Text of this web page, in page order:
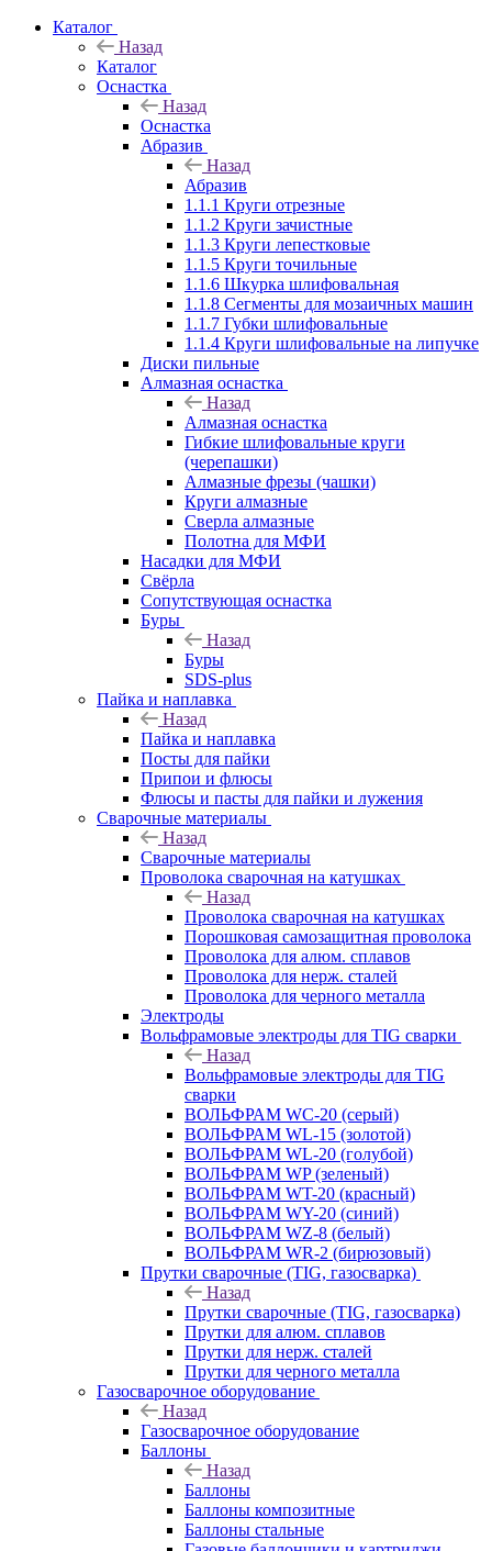
Каталог
Назад
Каталог
Оснастка
Назад
Оснастка
Абразив
Назад
Абразив
1.1.1 Круги отрезные
1.1.2 Круги зачистные
1.1.3 Круги лепестковые
1.1.5 Круги точильные
1.1.6 Шкурка шлифовальная
1.1.8 Сегменты для мозаичных машин
1.1.7 Губки шлифовальные
1.1.4 Круги шлифовальные на липучке
Диски пильные
Алмазная оснастка
Назад
Алмазная оснастка
Гибкие шлифовальные круги
(черепашки)
Алмазные фрезы (чашки)
Круги алмазные
Сверла алмазные
Полотна для МФИ
Насадки для МФИ
Свёрла
Сопутствующая оснастка
Буры
Назад
Буры
SDS-plus
Пайка и наплавка
Назад
Пайка и наплавка
Посты для пайки
Припои и флюсы
Флюсы и пасты для пайки и лужения
Сварочные материалы
Назад
Сварочные материалы
Проволока сварочная на катушках
Назад
Проволока сварочная на катушках
Порошковая самозащитная проволока
Проволока для алюм. сплавов
Проволока для нерж. сталей
Проволока для черного металла
Электроды
Вольфрамовые электроды для TIG сварки
Назад
Вольфрамовые электроды для TIG
сварки
ВОЛЬФРАМ WC-20 (серый)
ВОЛЬФРАМ WL-15 (золотой)
ВОЛЬФРАМ WL-20 (голубой)
ВОЛЬФРАМ WP (зеленый)
ВОЛЬФРАМ WT-20 (красный)
ВОЛЬФРАМ WY-20 (синий)
ВОЛЬФРАМ WZ-8 (белый)
ВОЛЬФРАМ WR-2 (бирюзовый)
Прутки сварочные (TIG, газосварка)
Назад
Прутки сварочные (TIG, газосварка)
Прутки для алюм. сплавов
Прутки для нерж. сталей
Прутки для черного металла
Газосварочное оборудование
Назад
Газосварочное оборудование
Баллоны
Назад
Баллоны
Баллоны композитные
Баллоны стальные